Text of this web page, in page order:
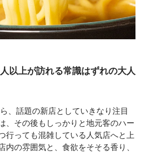
以上が訪れる常識はずれの大人
、話題の新店としていきなり注目
、その後もしっかりと地元客のハー
行っても混雑している人気店へと上
内の雰囲気と、食欲をそそる香り、